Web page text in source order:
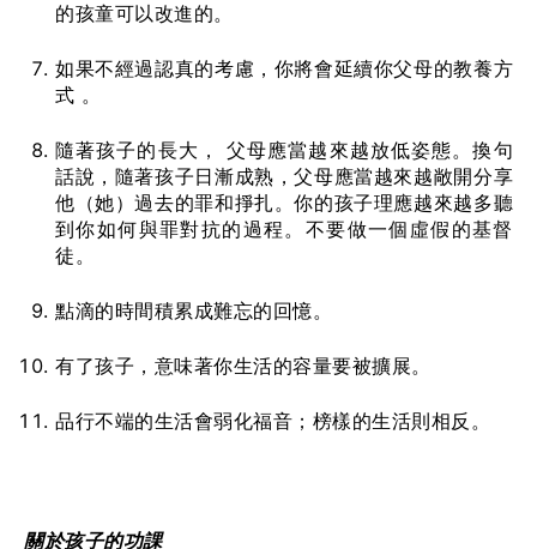
的孩童可以改進的。
如果不經過認真的考慮，你將會延續你父母的教養方
式 。
隨著孩子的長大， 父母應當越來越放低姿態。換句
話說，隨著孩子日漸成熟，父母應當越來越敞開分享
他（她）過去的罪和掙扎。你的孩子理應越來越多聽
到你如何與罪對抗的過程。不要做一個虛假的基督
徒。
點滴的時間積累成難忘的回憶。
有了孩子，意味著你生活的容量要被擴展。
品行不端的生活會弱化福音；榜樣的生活則相反。
關於孩子的功課